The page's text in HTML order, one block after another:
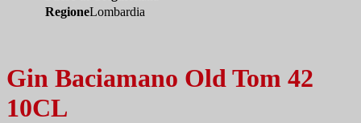
RegioneLombardia
Gin Baciamano Old Tom 42
10CL